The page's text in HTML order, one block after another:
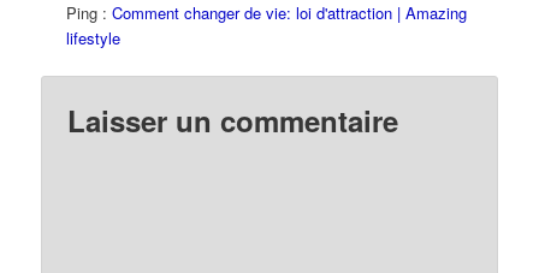
Ping :Comment changer de vie: loi d'attraction | Amazing
lifestyle
Laisser un commentaire